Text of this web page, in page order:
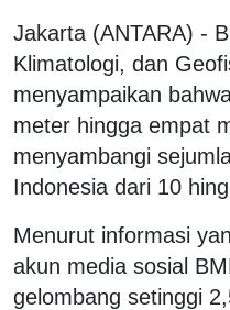
Jakarta (ANTARA) -
Klimatologi, dan
menyampaikan
meter hingga empat
menyambangi
Indonesia dari 10
Menurut informasi
akun media sosial
gelombang setinggi